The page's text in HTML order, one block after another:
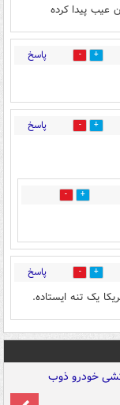
پیدا کرده
2 پاسخ
23 پاسخ
2
3 پاسخ
یک تنه ایستاده.